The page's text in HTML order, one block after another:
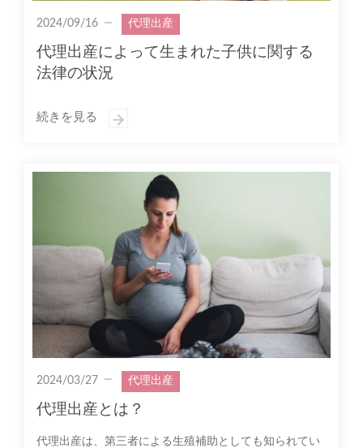
2024/09/16 代理出産
代理出産によって生まれた子供に関する
法律の状況
続きを見る
2024/03/27 代理出産
代理出産とは？
代理出産は、第三者による生殖補助としても知られてい